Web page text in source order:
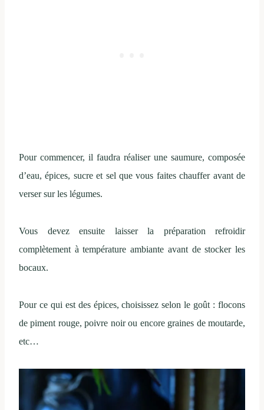
Pour commencer, il faudra réaliser une saumure, composée
d’eau, épices, sucre et sel que vous faites chauffer avant de
verser sur les légumes.
Vous devez ensuite laisser la préparation refroidir
complètement à température ambiante avant de stocker les
bocaux.
Pour ce qui est des épices, choisissez selon le goût : flocons
de piment rouge, poivre noir ou encore graines de moutarde,
etc…